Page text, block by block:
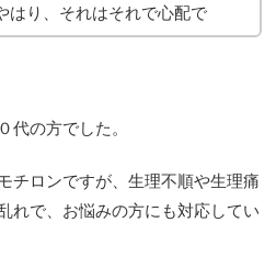
はり、それはそれで心配で
代の方でした。
チロンですが、生理不順や生理痛
れで、お悩みの方にも対応してい